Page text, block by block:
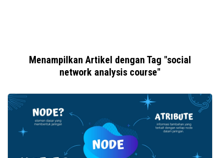
Menampilkan Artikel dengan Tag "social
network analysis course"